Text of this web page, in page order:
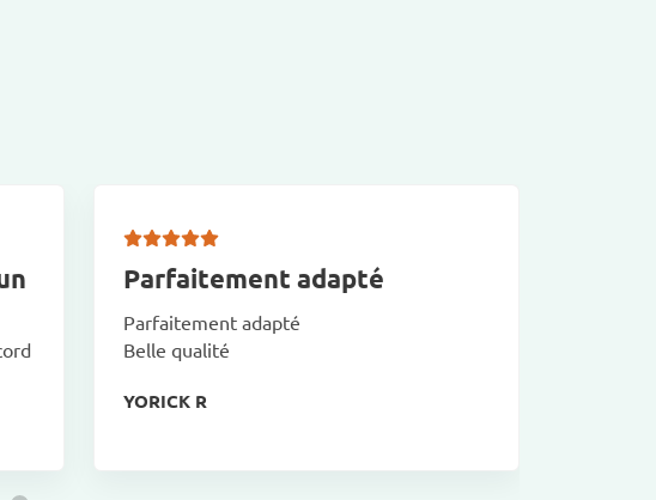
Parfaitement adapté
Parfaitement adapté
Belle qualité
YORICK R